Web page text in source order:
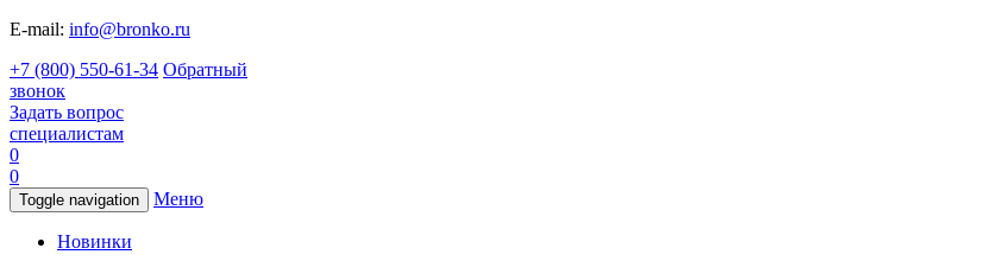
E-mail: info@bronko.ru
+7 (800) 550-61-34 Обратный
звонок
Задать вопрос
специалистам
0
0
Toggle navigation Меню
Новинки